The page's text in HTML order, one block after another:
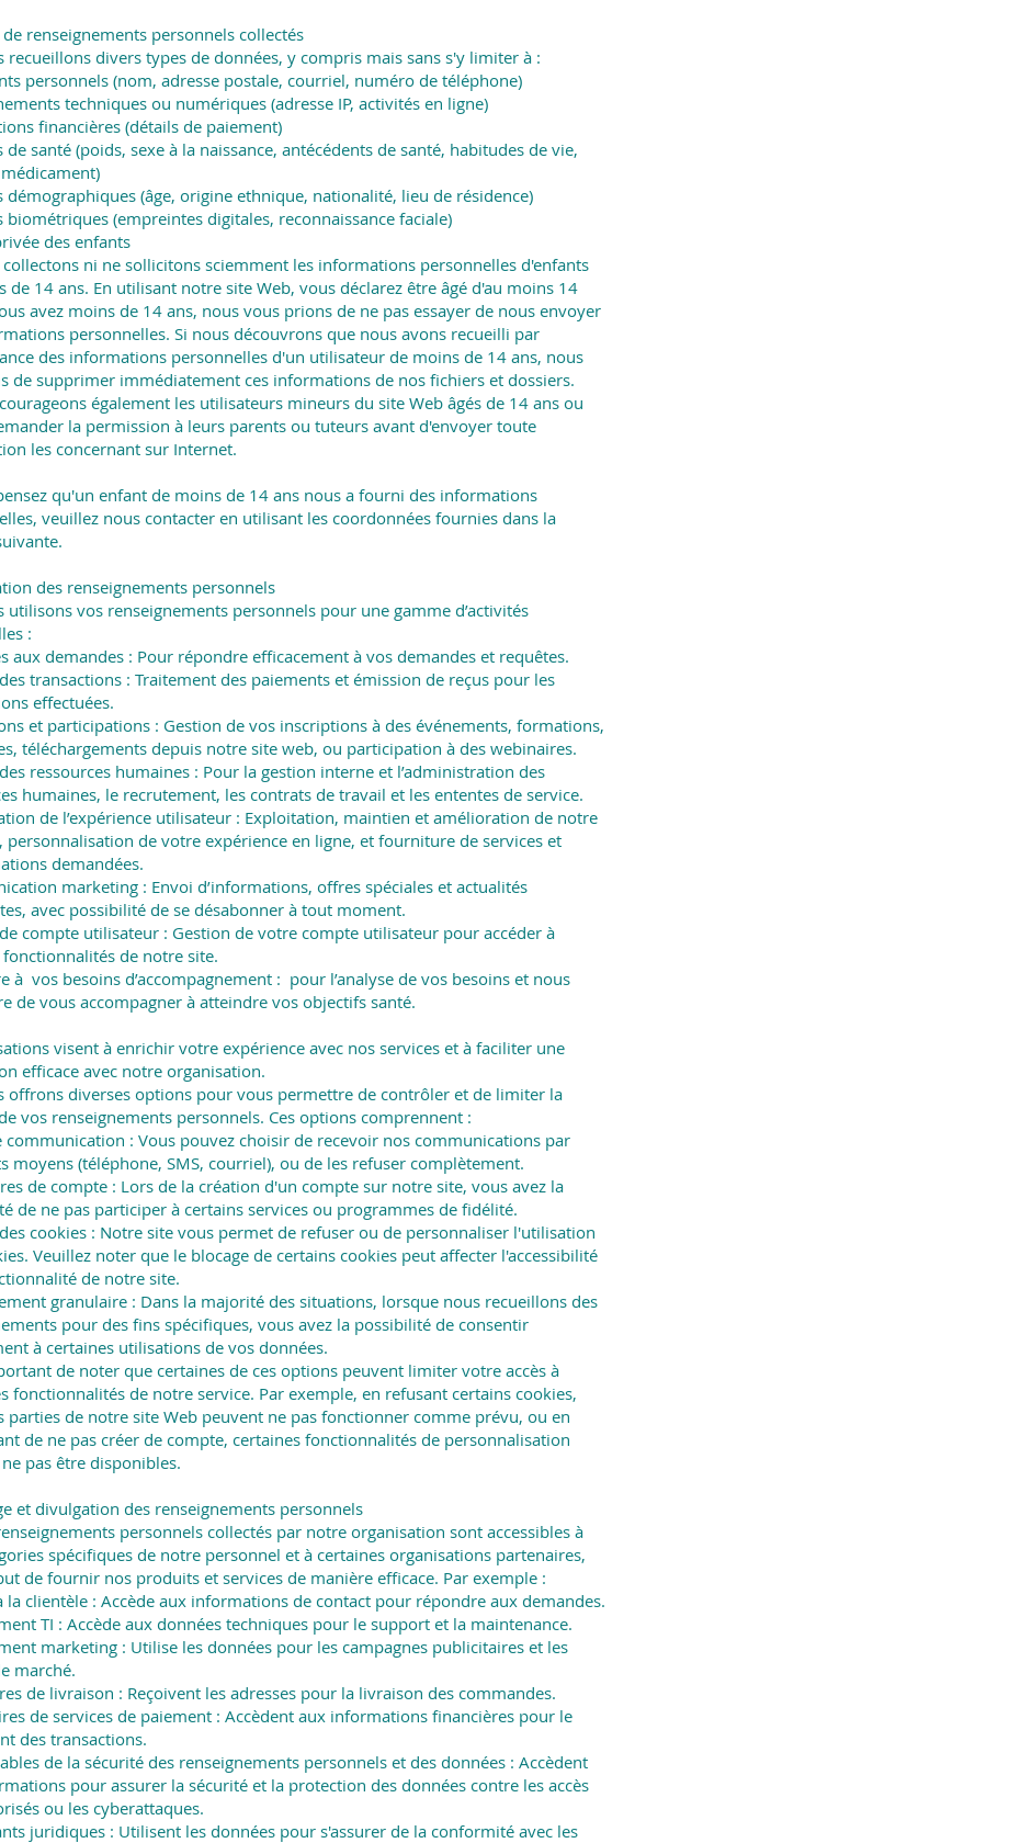
de renseignements personnels collectés
recueillons divers types de données, y compris mais sans s'y limiter à :
personnels (nom, adresse postale, courriel, numéro de téléphone)
techniques ou numériques (adresse IP, activités en ligne)
financières (détails de paiement)
de santé (poids, sexe à la naissance, antécédents de santé, habitudes de vie,
démographiques (âge, origine ethnique, nationalité, lieu de résidence)
biométriques (empreintes digitales, reconnaissance faciale)
des enfants
collectons ni ne sollicitons sciemment les informations personnelles d'enfants
de 14 ans. En utilisant notre site Web, vous déclarez être âgé d'au moins 14
avez moins de 14 ans, nous vous prions de ne pas essayer de nous envoyer
personnelles. Si nous découvrons que nous avons recueilli par
des informations personnelles d'un utilisateur de moins de 14 ans, nous
de supprimer immédiatement ces informations de nos fichiers et dossiers.
également les utilisateurs mineurs du site Web âgés de 14 ans ou
la permission à leurs parents ou tuteurs avant d'envoyer toute
les concernant sur Internet.
qu'un enfant de moins de 14 ans nous a fourni des informations
veuillez nous contacter en utilisant les coordonnées fournies dans la
des renseignements personnels
utilisons vos renseignements personnels pour une gamme d’activités
:
aux demandes : Pour répondre efficacement à vos demandes et requêtes.
transactions : Traitement des paiements et émission de reçus pour les
effectuées.
et participations : Gestion de vos inscriptions à des événements, formations,
téléchargements depuis notre site web, ou participation à des webinaires.
ressources humaines : Pour la gestion interne et l’administration des
humaines, le recrutement, les contrats de travail et les ententes de service.
de l’expérience utilisateur : Exploitation, maintien et amélioration de notre
personnalisation de votre expérience en ligne, et fourniture de services et
demandées.
marketing : Envoi d’informations, offres spéciales et actualités
avec possibilité de se désabonner à tout moment.
compte utilisateur : Gestion de votre compte utilisateur pour accéder à
de notre site.
à vos besoins d’accompagnement : pour l’analyse de vos besoins et nous
de vous accompagner à atteindre vos objectifs santé.
visent à enrichir votre expérience avec nos services et à faciliter une
efficace avec notre organisation.
offrons diverses options pour vous permettre de contrôler et de limiter la
vos renseignements personnels. Ces options comprennent :
communication : Vous pouvez choisir de recevoir nos communications par
moyens (téléphone, SMS, courriel), ou de les refuser complètement.
de compte : Lors de la création d'un compte sur notre site, vous avez la
de ne pas participer à certains services ou programmes de fidélité.
cookies : Notre site vous permet de refuser ou de personnaliser l'utilisation
Veuillez noter que le blocage de certains cookies peut affecter l'accessibilité
de notre site.
granulaire : Dans la majorité des situations, lorsque nous recueillons des
pour des fins spécifiques, vous avez la possibilité de consentir
à certaines utilisations de vos données.
de noter que certaines de ces options peuvent limiter votre accès à
fonctionnalités de notre service. Par exemple, en refusant certains cookies,
parties de notre site Web peuvent ne pas fonctionner comme prévu, ou en
de ne pas créer de compte, certaines fonctionnalités de personnalisation
pas être disponibles.
et divulgation des renseignements personnels
personnels collectés par notre organisation sont accessibles à
spécifiques de notre personnel et à certaines organisations partenaires,
de fournir nos produits et services de manière efficace. Par exemple :
la clientèle : Accède aux informations de contact pour répondre aux demandes.
TI : Accède aux données techniques pour le support et la maintenance.
marketing : Utilise les données pour les campagnes publicitaires et les
marché.
de livraison : Reçoivent les adresses pour la livraison des commandes.
de services de paiement : Accèdent aux informations financières pour le
des transactions.
de la sécurité des renseignements personnels et des données : Accèdent
pour assurer la sécurité et la protection des données contre les accès
ou les cyberattaques.
juridiques : Utilisent les données pour s'assurer de la conformité avec les